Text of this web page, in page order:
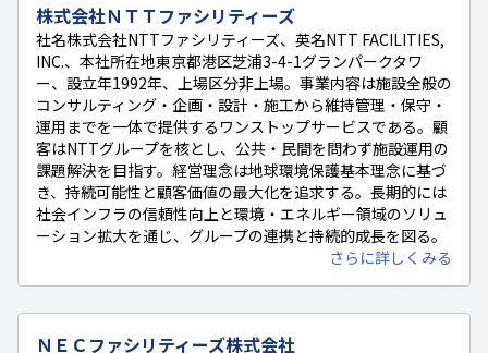
株式会社ＮＴＴファシリティーズ
社名株式会社NTTファシリティーズ、英名NTT FACILITIES,
INC.、本社所在地東京都港区芝浦3-4-1グランパークタワ
ー、設立年1992年、上場区分非上場。事業内容は施設全般の
コンサルティング・企画・設計・施工から維持管理・保守・
運用までを一体で提供するワンストップサービスである。顧
客はNTTグループを核とし、公共・民間を問わず施設運用の
課題解決を目指す。経営理念は地球環境保護基本理念に基づ
き、持続可能性と顧客価値の最大化を追求する。長期的には
社会インフラの信頼性向上と環境・エネルギー領域のソリュ
ーション拡大を通じ、グループの連携と持続的成長を図る。
さらに詳しくみる
ＮＥＣファシリティーズ株式会社